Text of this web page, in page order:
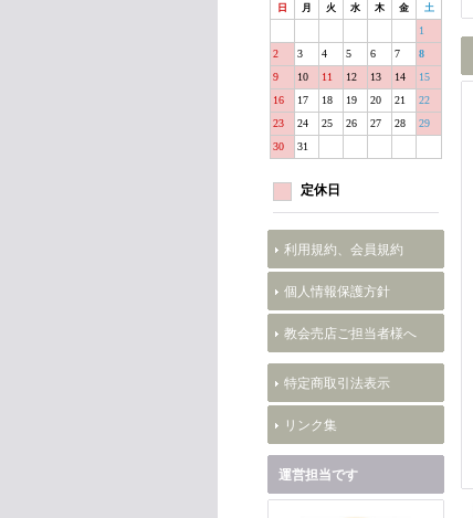
日 月 火 水 木 金 土
1
2
3 4 5 6 7
8
9
10 11 12 13 14
15
16
17 18 19 20 21
22
23
24 25 26 27 28
29
30
31
定休日
利用規約、会員規約
個人情報保護方針
教会売店ご担当者様へ
特定商取引法表示
リンク集
運営担当です